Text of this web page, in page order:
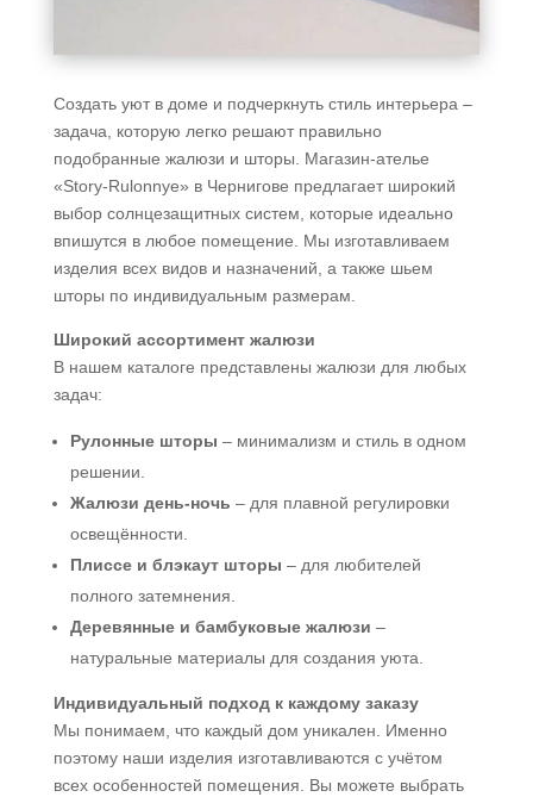
Создать уют в доме и подчеркнуть стиль интерьера –
задача, которую легко решают правильно
подобранные жалюзи и шторы. Магазин-ателье
«Story-Rulonnye» в Чернигове предлагает широкий
выбор солнцезащитных систем, которые идеально
впишутся в любое помещение. Мы изготавливаем
изделия всех видов и назначений, а также шьем
шторы по индивидуальным размерам.
Широкий ассортимент жалюзи
В нашем каталоге представлены жалюзи для любых
задач:
Рулонные шторы – минимализм и стиль в одном
решении.
Жалюзи день-ночь – для плавной регулировки
освещённости.
Плиссе и блэкаут шторы – для любителей
полного затемнения.
Деревянные и бамбуковые жалюзи –
натуральные материалы для создания уюта.
Индивидуальный подход к каждому заказу
Мы понимаем, что каждый дом уникален. Именно
поэтому наши изделия изготавливаются с учётом
всех особенностей помещения. Вы можете выбрать